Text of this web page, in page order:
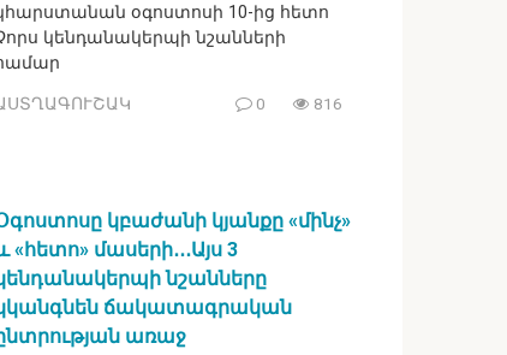
օգոստոսի 10-ից հետո
կենդանակերպի նշանների
0 816
կբաժանի կյանքը «մինչ»
«հետո» մասերի․․․Այս 3
նշանները
ճակատագրական
առաջ